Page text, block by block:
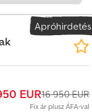
- Hőszigetelt üveg =
Műszaki adatok
Terhelhetőség: 980
8,2 l/100 km
előélet és
Autobedrijven B.V.
Apróhirdetés
EUR16 950 EUR
Fix ár plusz ÁFA-val